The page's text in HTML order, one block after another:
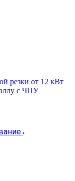
резки от 12 кВт
с ЧПУ